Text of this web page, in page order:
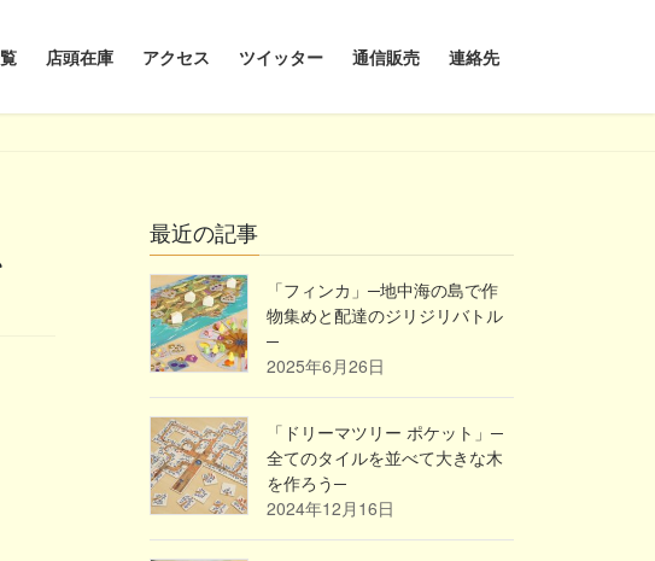
店頭在庫 アクセス ツイッター 通信販売 連絡先
最近の記事
「フィンカ」─地中海の島で作
物集めと配達のジリジリバトル
─
2025年6月26日
「ドリーマツリー ポケット」─
全てのタイルを並べて大きな木
を作ろう─
2024年12月16日